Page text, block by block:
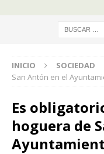
INICIO SOCIEDAD
San Antón en el
Es
hoguera de